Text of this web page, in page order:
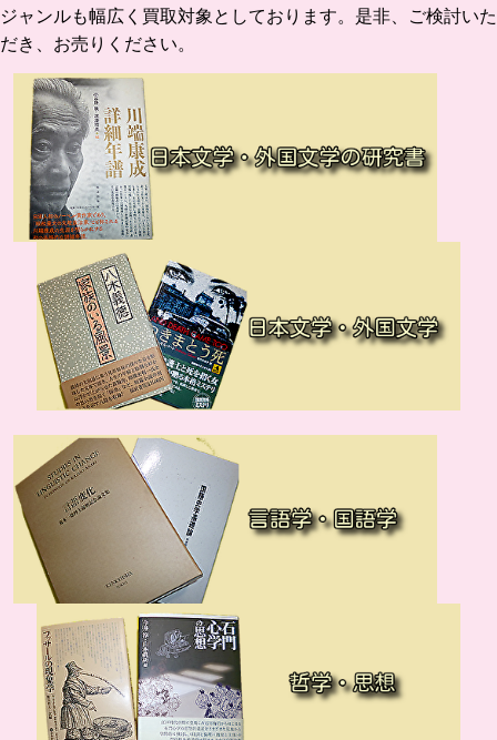
ジャンルも幅広く買取対象としております。是非、ご検討いた
だき、お売りください。